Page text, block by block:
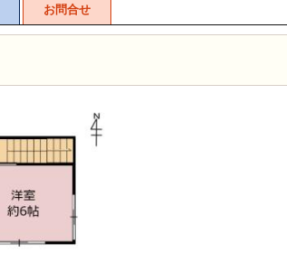
お問合せ